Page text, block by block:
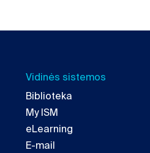
Vidinės sistemos
Biblioteka
My ISM
eLearning
E-mail